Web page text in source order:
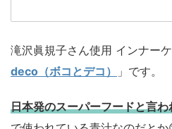
滝沢眞規子さん使用 インナー
deco（ボコとデコ）
」です。
日本発のスーパーフードと言わ